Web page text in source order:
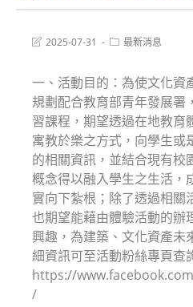
Post2025-07-31
Post最新消息
一、活動目的：為使文化資
規劃配合教育部青年發展署
習課程，期望透過在地教育
寓教於樂之方式，向學生或
的相關資訊，並結合現有校
概念得以融入學生之生活，
實向下紮根；除了透過相關
也期望能藉由體驗活動的辦
興趣，為建築、文化資產未
細資訊可至活動粉絲專頁查
https://
/